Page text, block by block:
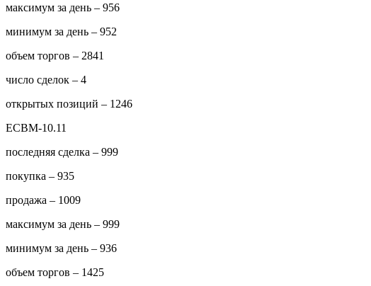
максимум за день – 956
минимум за день – 952
объем торгов – 2841
число сделок – 4
открытых позиций – 1246
ECBM-10.11
последняя сделка – 999
покупка – 935
продажа – 1009
максимум за день – 999
минимум за день – 936
объем торгов – 1425